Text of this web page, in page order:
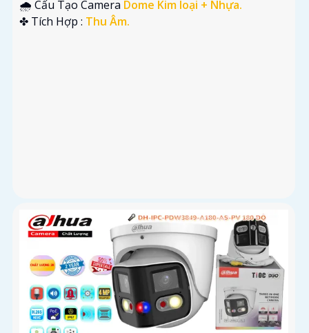
🌧️ Cấu Tạo Camera Dome Kim loại + Nhựa.
️✤ Tích Hợp : Thu Âm.